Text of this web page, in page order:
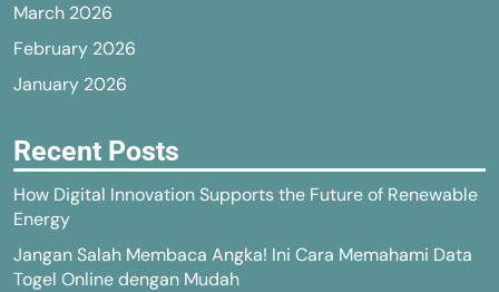
March 2026
February 2026
January 2026
Recent Posts
How Digital Innovation Supports the Future of Renewable
Energy
Jangan Salah Membaca Angka! Ini Cara Memahami Data
Togel Online dengan Mudah